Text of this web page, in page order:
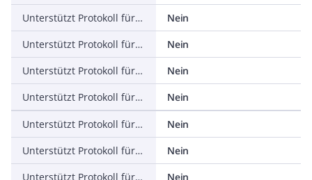
Unterstützt Protokoll für PROFINET IO
Nein
Unterstützt Protokoll für PROFINET CBA
Nein
Unterstützt Protokoll für SERCOS
Nein
Unterstützt Protokoll für Foundation Fieldbus
Nein
Unterstützt Protokoll für EtherNet/IP
Nein
Unterstützt Protokoll für AS-Interface Safety at Work
Nein
Unterstützt Protokoll für DeviceNet Safety
Nein